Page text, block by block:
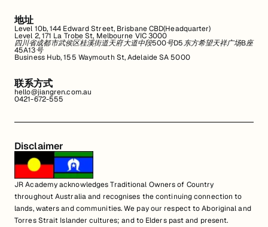
地址
Level 10b, 144 Edward Street, Brisbane CBD(Headquarter)
Level 2, 171 La Trobe St, Melbourne VIC 3000
四川省成都市武侯区桂溪街道天府大道中段500号D5东方希望天祥广场B座
45A13号
Business Hub, 155 Waymouth St, Adelaide SA 5000
联系方式
hello@jiangren.com.au
0421-672-555
Disclaimer
JR Academy acknowledges Traditional Owners of Country
throughout Australia and recognises the continuing connection to
lands, waters and communities. We pay our respect to Aboriginal and
Torres Strait Islander cultures; and to Elders past and present.